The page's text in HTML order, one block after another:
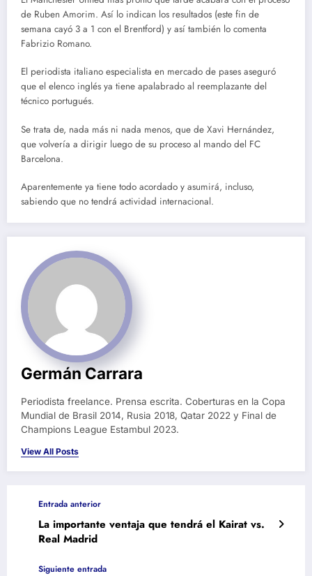
de Ruben Amorim. Así lo indican los resultados (este fin de
semana cayó 3 a 1 con el Brentford) y así también lo comenta
Fabrizio Romano.
El periodista italiano especialista en mercado de pases aseguró
que el elenco inglés ya tiene apalabrado al reemplazante del
técnico portugués.
Se trata de, nada más ni nada menos, que de Xavi Hernández,
que volvería a dirigir luego de su proceso al mando del FC
Barcelona.
Aparentemente ya tiene todo acordado y asumirá, incluso,
sabiendo que no tendrá actividad internacional.
Germán Carrara
Periodista freelance. Prensa escrita. Coberturas en la Copa
Mundial de Brasil 2014, Rusia 2018, Qatar 2022 y Final de
Champions League Estambul 2023.
View All Posts
Entrada anterior
La importante ventaja que tendrá el Kairat vs.
Real Madrid
Siguiente entrada